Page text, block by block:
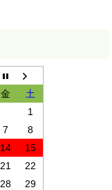
金
土
1
7
8
14
15
21
22
28
29